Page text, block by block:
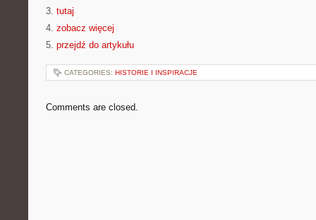
3. tutaj
4. zobacz więcej
5. przejdź do artykułu
CATEGORIES: HISTORIE I INSPIRACJE
Comments are closed.